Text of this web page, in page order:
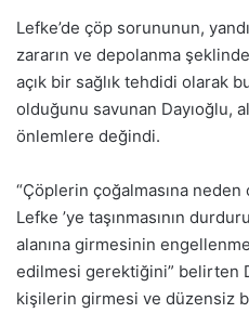
Lefke’de çöp sorununun,
zararın ve depolanma
açık bir sağlık tehdidi olarak
olduğunu savunan Dayıoğlu,
önlemlere değindi.
“Çöplerin çoğalmasına
Lefke ’ye taşınmasının
alanına girmesinin
edilmesi gerektiğini” belirten
kişilerin girmesi ve düzensiz